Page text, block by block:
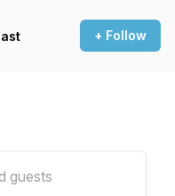
+ Follow